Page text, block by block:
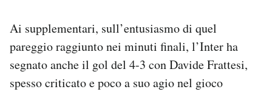
Ai supplementari, sull’entusiasmo di quel
pareggio raggiunto nei minuti finali, l’Inter ha
segnato anche il gol del 4-3 con Davide Frattesi,
spesso criticato e poco a suo agio nel gioco